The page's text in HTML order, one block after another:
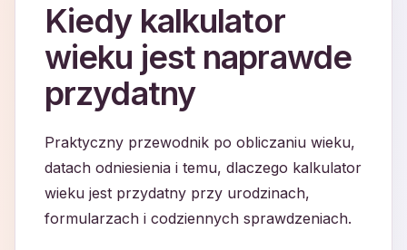
Kiedy kalkulator
wieku jest naprawde
przydatny
Praktyczny przewodnik po obliczaniu wieku,
datach odniesienia i temu, dlaczego kalkulator
wieku jest przydatny przy urodzinach,
formularzach i codziennych sprawdzeniach.